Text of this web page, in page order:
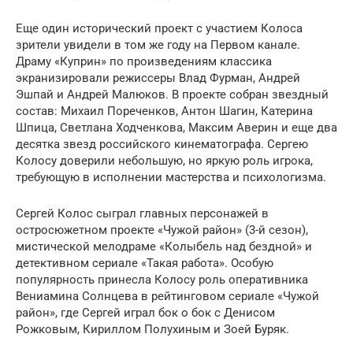
Еще один исторический проект с участием Колоса
зрители увидели в том же году на Первом канале.
Драму «Куприн» по произведениям классика
экранизировали режиссеры Влад Фурман, Андрей
Эшпай и Андрей Малюков. В проекте собран звездный
состав: Михаил Пореченков, Антон Шагин, Катерина
Шпица, Светлана Ходченкова, Максим Аверин и еще два
десятка звезд российского кинематографа. Сергею
Колосу доверили небольшую, но яркую роль игрока,
требующую в исполнении мастерства и психологизма.
Сергей Колос сыграл главных персонажей в
остросюжетном проекте «Чужой район» (3-й сезон),
мистической мелодраме «Колыбель над бездной» и
детективном сериале «Такая работа». Особую
популярность принесла Колосу роль оперативника
Вениамина Солнцева в рейтинговом сериале «Чужой
район», где Сергей играл бок о бок с Денисом
Рожковым, Кириллом Полухиным и Зоей Буряк.